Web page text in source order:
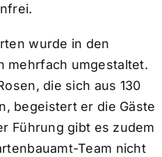
wurde in den
mehrfach umgestaltet.
die sich aus 130
begeistert er die Gäste
Führung gibt es zudem
Team nicht